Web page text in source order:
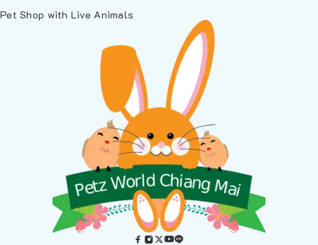
Pet Shop with Live Animals